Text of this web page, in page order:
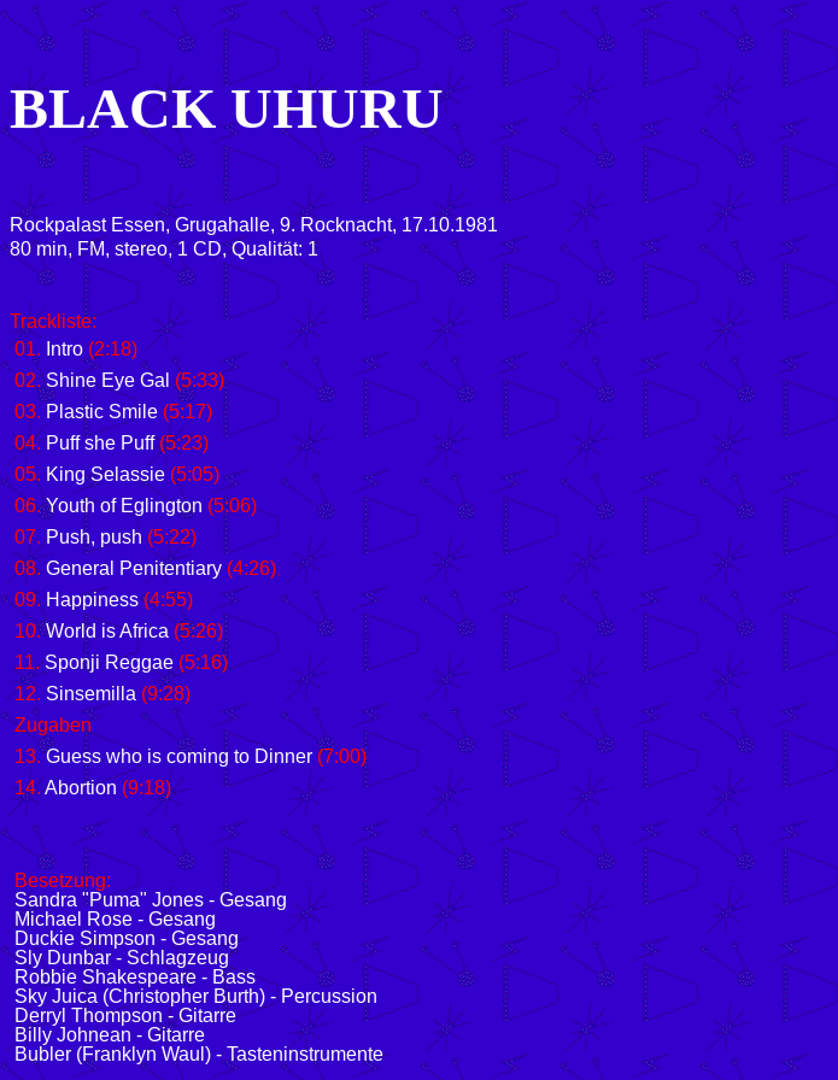
BLACK UHURU
Rockpalast Essen, Grugahalle, 9. Rocknacht, 17.10.1981
80 min, FM, stereo, 1 CD, Qualität: 1
Trackliste:
01. Intro (2:18)
02.Shine Eye Gal(5:33)
03. Plastic Smile (5:17)
04.Puff she Puff(5:23)
05. King Selassie (5:05)
06.Youth of Eglington (5:06)
07.Push, push (5:22)
08. General Penitentiary (4:26)
09. Happiness(4:55)
10.World is Africa (5:26)
11.Sponji Reggae(5:16)
12. Sinsemilla (9:28)
Zugaben
13.Guess who is coming to Dinner (7:00)
14.Abortion (9:18)
Besetzung:
Sandra "Puma" Jones - Gesang
Michael Rose - Gesang
Duckie Simpson - Gesang
Sly Dunbar - Schlagzeug
Robbie Shakespeare - Bass
Sky Juica (Christopher Burth) - Percussion
Derryl Thompson - Gitarre
Billy Johnean - Gitarre
Bubler (Franklyn Waul) - Tasteninstrumente